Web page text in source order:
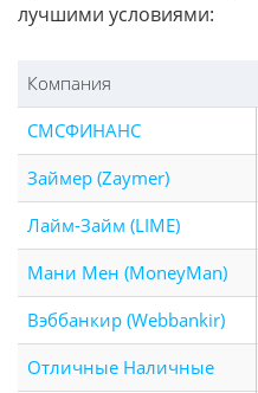
лучшими условиями:
Компания
СМСФИНАНС
Займер (Zaymer)
Лайм-Займ (LIME)
Мани Мен (MoneyMan)
Вэббанкир (Webbankir)
Отличные Наличные